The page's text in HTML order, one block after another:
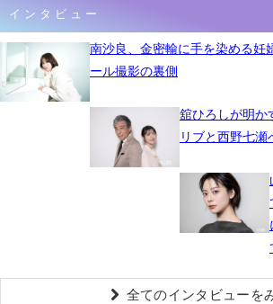
インタビュー
南沙良、金密輸に手を染める
ール撮影の裏側
舘ひろしが明か
リブと西野七
全てのインタビューを